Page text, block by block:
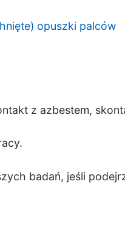
opuszki palców
z azbestem,
badań, jeśli